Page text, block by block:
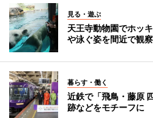
見る・遊ぶ
天王寺動物園でホッ
や泳ぐ姿を間近で観
暮らす・働く
近鉄で「飛鳥・藤原
跡などをモチーフに